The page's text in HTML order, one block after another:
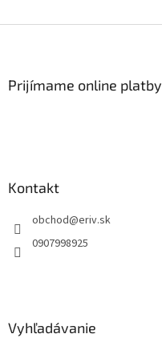
Prijímame online platby
Kontakt
obchod@eriv.sk
0907998925
Vyhľadávanie